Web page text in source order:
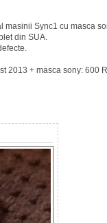
masinii Sync1 cu masca
din SUA.
2013 + masca sony: 600